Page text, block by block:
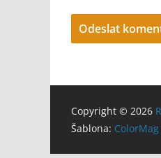
e
r
n
Copyright © 2026
Šablona: ColorMag